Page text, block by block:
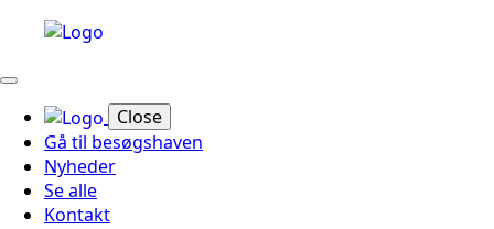
Close
Gå til besøgshaven
Nyheder
Se alle
Kontakt